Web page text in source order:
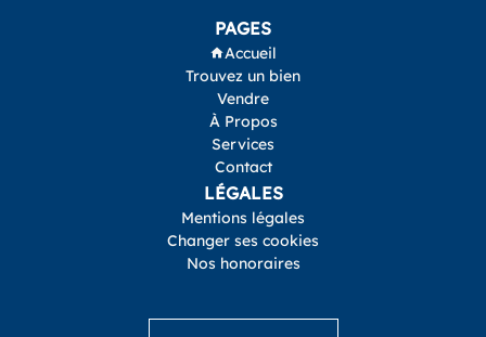
PAGES
Accueil
Trouvez un bien
Vendre
À Propos
Services
Contact
LÉGALES
Mentions légales
Changer ses cookies
Nos honoraires